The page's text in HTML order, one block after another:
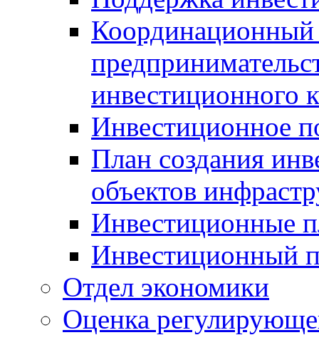
Координационный
инвестиционного
Инвестиционное
План создания
объектов
Инвестиционные
Инвестиционный
Отдел экономики
Оценка